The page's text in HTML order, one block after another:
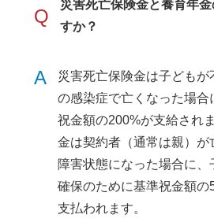
Q
災害死亡保険金と養育年
すか？
A
災害死亡保険金は子どもが
の感染症で亡くなった場合
祝金額の200%が支給され
金は契約者（通常は親）が
障害状態になった場合に、
確保のために基準祝金額の
支払われます。